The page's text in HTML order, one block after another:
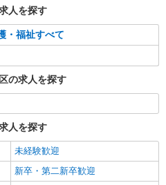
ビス付き高齢者向け住宅／正社員
る 初任者研修 月給 24万7,450円
給 25万1,160円 介護福祉士 月給 26
※夜勤手当6,000円/4回を含む 〇
種手当 〇業務手当 〇首都圏手当 〇
当 〇夜勤手当 〇深夜勤務手当 〇休
年末年始勤務手当
11番67号
詳細を見る
人を探す
・福祉すべて
の求人を探す
人を探す
未経験歓迎
新卒・第二新卒歓迎